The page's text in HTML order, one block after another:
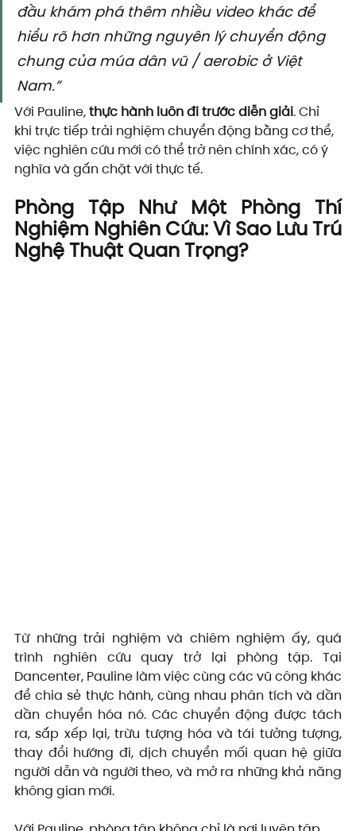
đầu khám phá thêm nhiều video khác để
hiểu rõ hơn những nguyên lý chuyển động
chung của múa dân vũ / aerobic ở Việt
Nam.”
Với Pauline, thực hành luôn đi trước diễn giải. Chỉ
khi trực tiếp trải nghiệm chuyển động bằng cơ thể,
việc nghiên cứu mới có thể trở nên chính xác, có ý
nghĩa và gắn chặt với thực tế.
Phòng Tập Như Một Phòng Thí
Nghiệm Nghiên Cứu: Vì Sao Lưu Trú
Nghệ Thuật Quan Trọng?
Từ những trải nghiệm và chiêm nghiệm ấy, quá
trình nghiên cứu quay trở lại phòng tập. Tại
Dancenter, Pauline làm việc cùng các vũ công khác
để chia sẻ thực hành, cùng nhau phân tích và dần
dần chuyển hóa nó. Các chuyển động được tách
ra, sắp xếp lại, trừu tượng hóa và tái tưởng tượng,
thay đổi hướng đi, dịch chuyển mối quan hệ giữa
người dẫn và người theo, và mở ra những khả năng
không gian mới.